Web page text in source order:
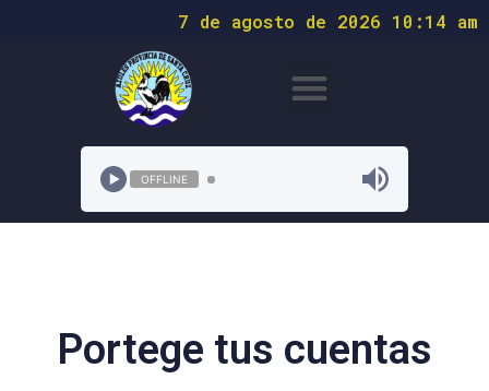
7 de agosto de 2026 10:14 am
OFFLINE
Portege tus cuentas